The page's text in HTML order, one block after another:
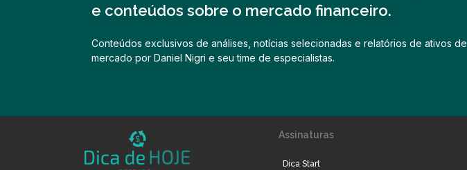
e conteúdos sobre o mercado financeiro.
Conteúdos exclusivos de análises, notícias selecionadas e relatórios de ativos de
mercado por Daniel Nigri e seu time de especialistas.
Assinaturas
Dica Start